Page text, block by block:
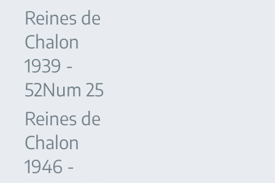
Reines de
Chalon
1939 -
52Num 25
Reines de
Chalon
1946 -